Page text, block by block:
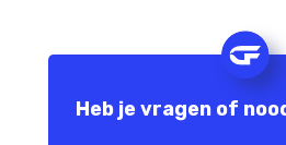
Heb je vragen of